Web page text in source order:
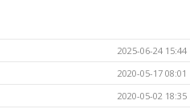
2025-06-24 15:44
2020-05-17 08:01
2020-05-02 18:35